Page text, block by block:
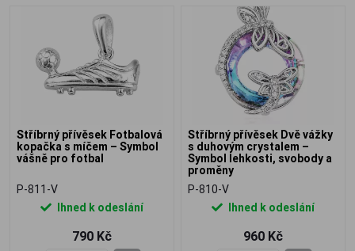
Stříbrný přívěsek Fotbalová
kopačka s míčem – Symbol
vášně pro fotbal
P-811-V
Ihned k odeslání
790 Kč
Stříbrný přívěsek Dvě vážky
s duhovým crystalem –
Symbol lehkosti, svobody a
proměny
P-810-V
Ihned k odeslání
960 Kč